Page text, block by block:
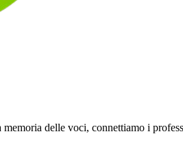
delle voci, connettiamo i